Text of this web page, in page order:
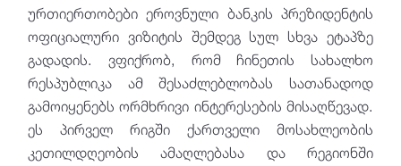
ურთიერთობები ეროვნული ბანკის პრეზიდენტის
ოფიციალური ვიზიტის შემდეგ სულ სხვა ეტაპზე
გადადის. ვფიქრობ, რომ ჩინეთის სახალხო
რესპუბლიკა ამ შესაძლებლობას სათანადოდ
გამოიყენებს ორმხრივი ინტერესების მისაღწევად.
ეს პირველ რიგში ქართველი მოსახლეობის
კეთილდღეობის ამაღლებასა და რეგიონში